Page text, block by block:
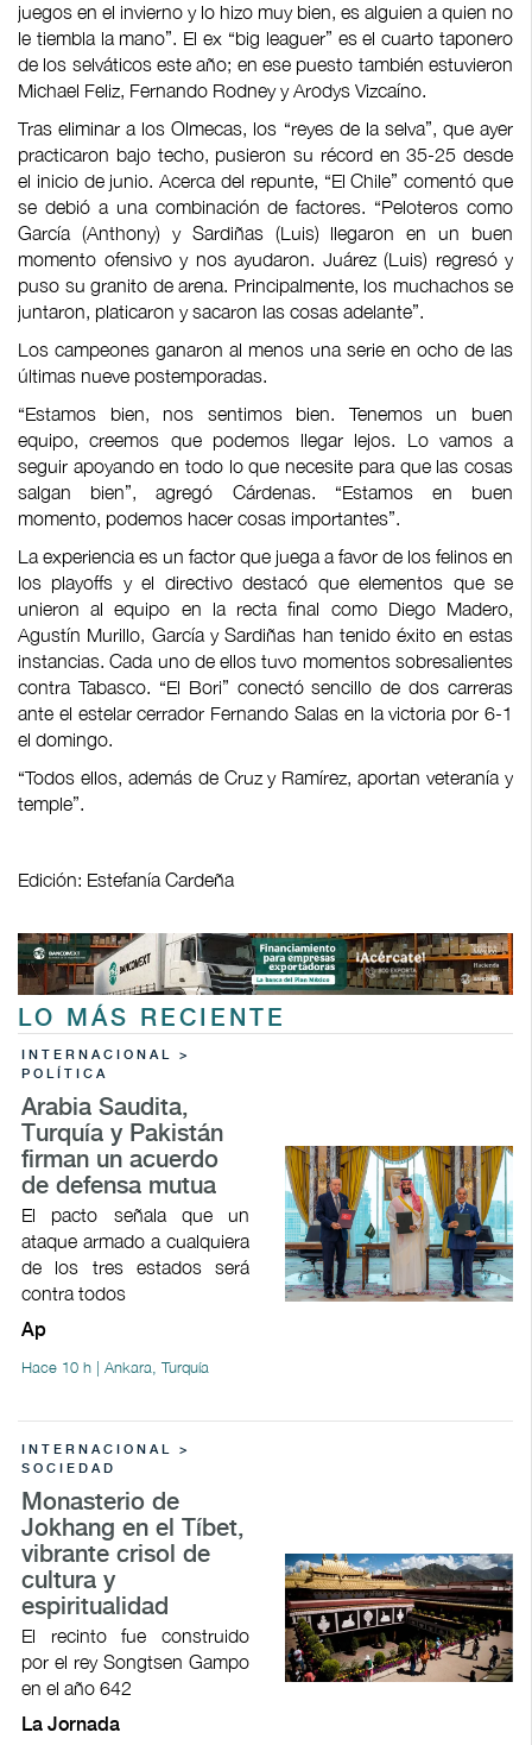
juegos en el invierno y lo hizo muy bien, es alguien a quien no
le tiembla la mano”. El ex “big leaguer” es el cuarto taponero
de los selváticos este año; en ese puesto también estuvieron
Michael Feliz, Fernando Rodney y Arodys Vizcaíno.
Tras eliminar a los Olmecas, los “reyes de la selva”, que ayer
practicaron bajo techo, pusieron su récord en 35-25 desde
el inicio de junio. Acerca del repunte, “El Chile” comentó que
se debió a una combinación de factores. “Peloteros como
García (Anthony) y Sardiñas (Luis) llegaron en un buen
momento ofensivo y nos ayudaron. Juárez (Luis) regresó y
puso su granito de arena. Principalmente, los muchachos se
juntaron, platicaron y sacaron las cosas adelante”.
Los campeones ganaron al menos una serie en ocho de las
últimas nueve postemporadas.
“Estamos bien, nos sentimos bien. Tenemos un buen
equipo, creemos que podemos llegar lejos. Lo vamos a
seguir apoyando en todo lo que necesite para que las cosas
salgan bien”, agregó Cárdenas. “Estamos en buen
momento, podemos hacer cosas importantes”.
La experiencia es un factor que juega a favor de los felinos en
los playoffs y el directivo destacó que elementos que se
unieron al equipo en la recta final como Diego Madero,
Agustín Murillo, García y Sardiñas han tenido éxito en estas
instancias. Cada uno de ellos tuvo momentos sobresalientes
contra Tabasco. “El Bori” conectó sencillo de dos carreras
ante el estelar cerrador Fernando Salas en la victoria por 6-1
el domingo.
“Todos ellos, además de Cruz y Ramírez, aportan veteranía y
temple”.
Edición: Estefanía Cardeña
LO MÁS RECIENTE
INTERNACIONAL >
POLÍTICA
Arabia Saudita,
Turquía y Pakistán
firman un acuerdo
de defensa mutua
El pacto señala que un
ataque armado a cualquiera
de los tres estados será
contra todos
Ap
Hace 10 h | Ankara, Turquía
INTERNACIONAL >
SOCIEDAD
Monasterio de
Jokhang en el Tíbet,
vibrante crisol de
cultura y
espiritualidad
El recinto fue construido
por el rey Songtsen Gampo
en el año 642
La Jornada